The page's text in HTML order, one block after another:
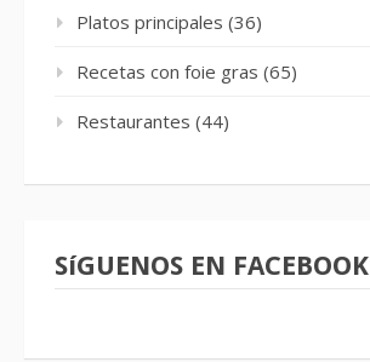
Platos principales (36)
Recetas con foie gras (65)
Restaurantes (44)
SíGUENOS EN FACEBOOK